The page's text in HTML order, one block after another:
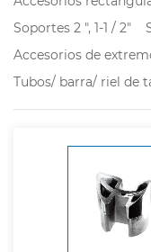
Soportes 2 ", 1-1 / 2"
Accesorios de
Tubos/ barra/ riel de